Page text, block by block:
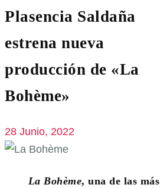
Plasencia Saldaña
estrena nueva
producción de «La
Bohème»
28 Junio, 2022
La Bohème, una de las más